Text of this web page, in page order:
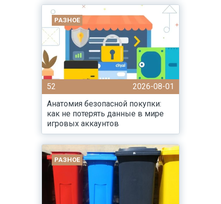
РАЗНОЕ
52
2026-08-01
Анатомия безопасной покупки:
как не потерять данные в мире
игровых аккаунтов
РАЗНОЕ